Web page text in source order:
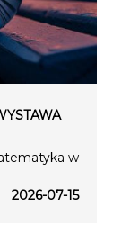
w
2026-07-15